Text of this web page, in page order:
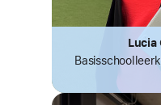
Lucia